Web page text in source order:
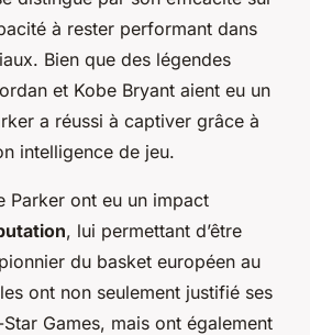
à rester performant dans
Bien que des légendes
et Kobe Bryant aient eu un
a réussi à captiver grâce à
intelligence de jeu.
Parker ont eu un impact
, lui permettant d’être
du basket européen au
ont non seulement justifié ses
Games, mais ont également